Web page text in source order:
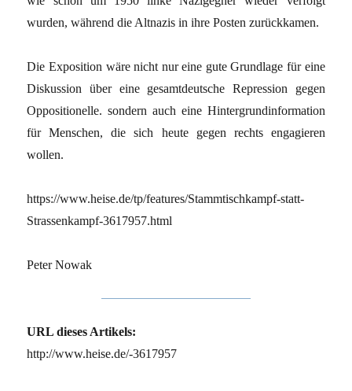
wurden, während die Altnazis in ihre Posten zurückkamen.
Die Exposition wäre nicht nur eine gute Grundlage für eine
Diskussion über eine gesamtdeutsche Repression gegen
Oppositionelle. sondern auch eine Hintergrundinformation
für Menschen, die sich heute gegen rechts engagieren
wollen.
https://www.heise.de/tp/features/Stammtischkampf-statt-
Strassenkampf-3617957.html
Peter Nowak
URL dieses Artikels:
http://www.heise.de/-3617957